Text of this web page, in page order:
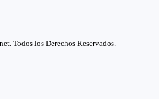
Todos los Derechos Reservados.